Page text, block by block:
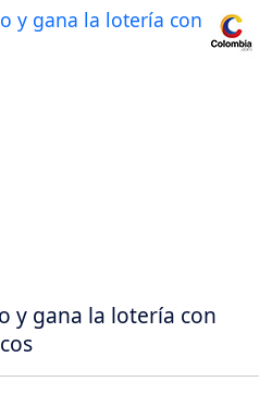
y gana la lotería con